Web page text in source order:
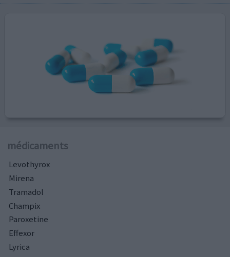
médicaments
Levothyrox
Mirena
Tramadol
Champix
Paroxetine
Effexor
Lyrica